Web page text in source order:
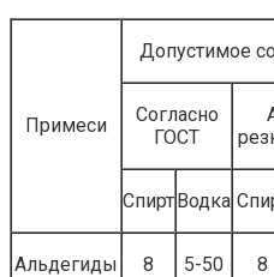
Примеси
Допустимое
Согласно
ГОСТ
СпиртВодка
Альдегиды 8 5-50 8